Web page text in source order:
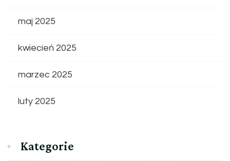
maj 2025
kwiecień 2025
marzec 2025
luty 2025
Kategorie